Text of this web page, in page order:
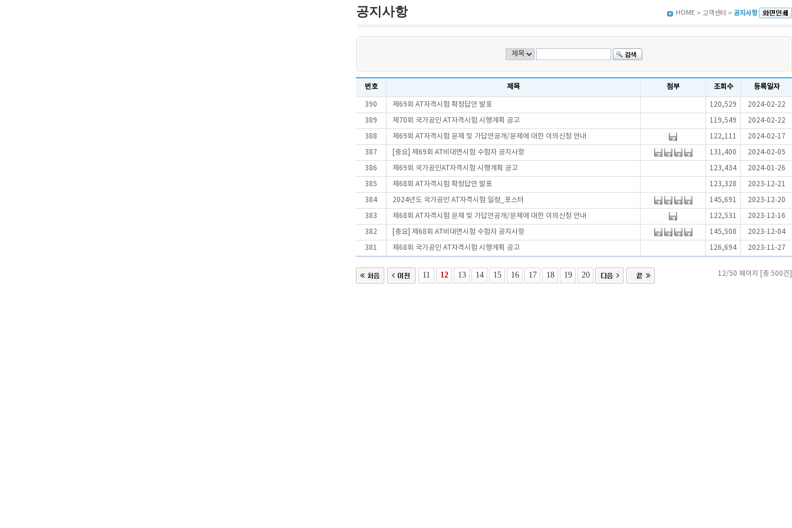
공지사항 HOME > 고객센터 > 공지사항
번호 제목 첨부 조회수 등록일자
390 제69회 AT자격시험 확정답안 발표 120,529 2024-02-22
389 제70회 국가공인 AT자격시험 시행계획 공고 119,549 2024-02-22
388 제69회 AT자격시험 문제 및 가답안공개/문제에 대한 이의신청 안내 122,111 2024-02-17
387 [중요] 제69회 AT비대면시험 수험자 공지사항 131,400 2024-02-05
386 제69회 국가공인AT자격시험 시행계획 공고 123,434 2024-01-26
385 제68회 AT자격시험 확정답안 발표 123,328 2023-12-21
384 2024년도 국가공인 AT자격시험 일정_포스터 145,691 2023-12-20
383 제68회 AT자격시험 문제 및 가답안공개/문제에 대한 이의신청 안내 122,531 2023-12-16
382 [중요] 제68회 AT비대면시험 수험자 공지사항 145,508 2023-12-04
381 제68회 국가공인 AT자격시험 시행계획 공고 126,694 2023-11-27
11 12 13 14 15 16 17 18 19 20 12/50 페이지 [총 500건]